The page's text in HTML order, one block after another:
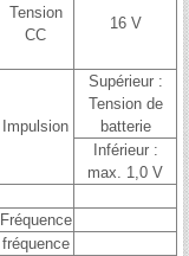
Tension
CC
16 V
Impulsion
Supérieur :
Tension de
batterie
Inférieur :
max. 1,0 V
Fréquence
fréquence